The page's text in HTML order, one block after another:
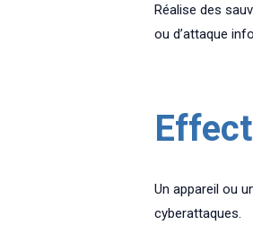
Réalise des
ou d’attaque
Un appareil ou
cyberattaques.